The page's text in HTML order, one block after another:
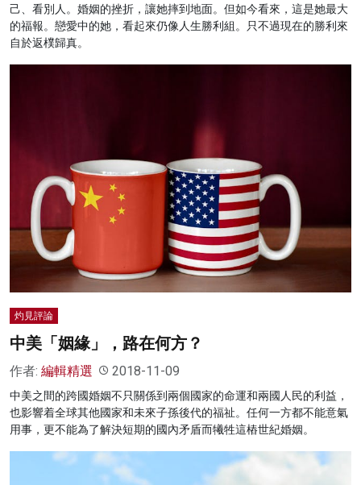
己、看別人。婚姻的挫折，讓她摔到地面。但如今看來，這是她最大
的福報。戀愛中的她，看起來仍像人生勝利組。只不過現在的勝利來
自於返樸歸真。
灼見評論
中美「姻緣」，路在何方？
作者: 編輯精選 2018-11-09
中美之間的跨國婚姻不只關係到兩個國家的命運和兩國人民的利益，
也影響着全球其他國家和未來子孫後代的福祉。任何一方都不能意氣
用事，更不能為了解決短期的國內矛盾而犧牲這樁世紀婚姻。